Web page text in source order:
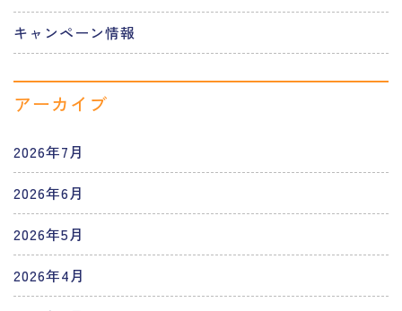
キャンペーン情報
アーカイブ
2026年7月
2026年6月
2026年5月
2026年4月